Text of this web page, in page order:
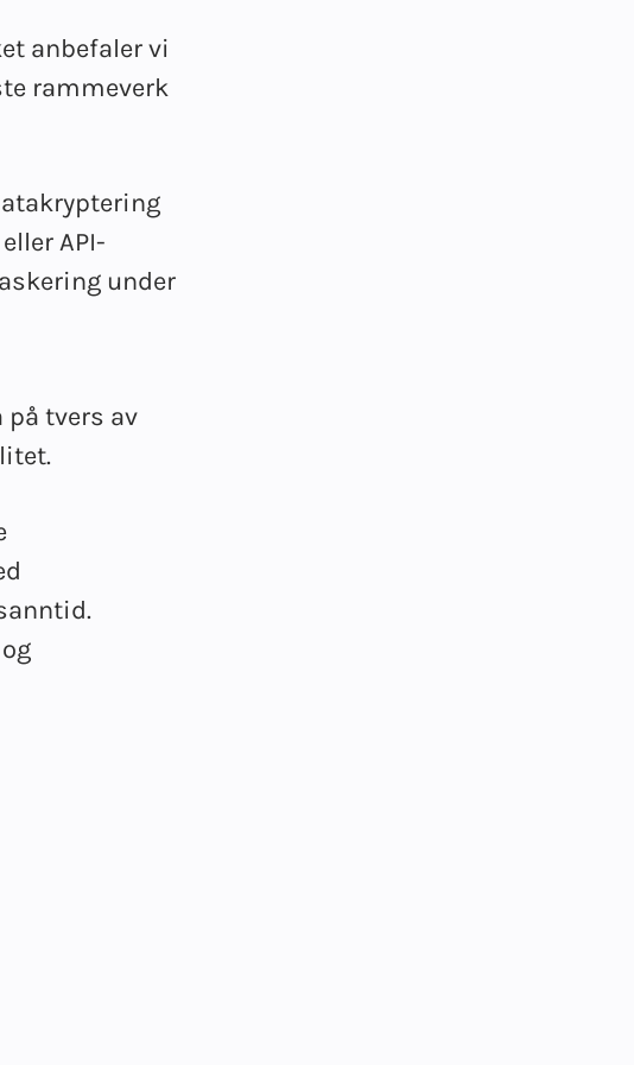
anbefaler vi
rammeverk
API-
under
på tvers av